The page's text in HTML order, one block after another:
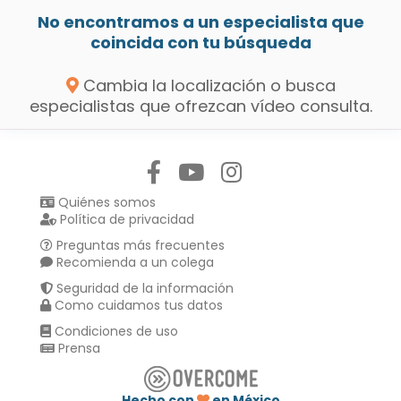
No encontramos a un especialista que
coincida con tu búsqueda
Cambia la localización o busca
especialistas que ofrezcan vídeo consulta.
Quiénes somos
Política de privacidad
Preguntas más frecuentes
Recomienda a un colega
Seguridad de la información
Como cuidamos tus datos
Condiciones de uso
Prensa